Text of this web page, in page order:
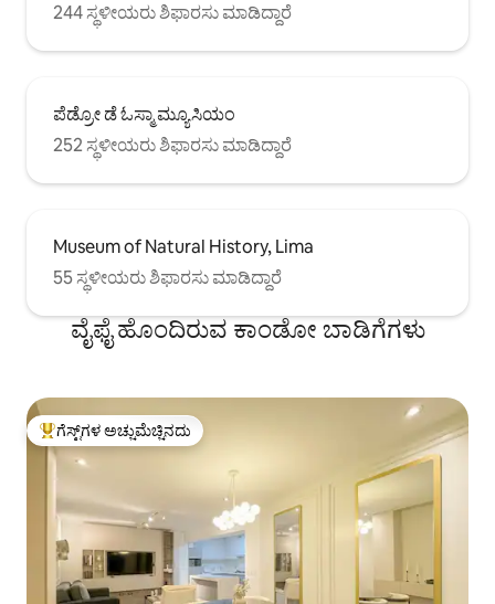
244 ಸ್ಥಳೀಯರು ಶಿಫಾರಸು ಮಾಡಿದ್ದಾರೆ
ಪೆಡ್ರೋ ಡೆ ಓಸ್ಮಾ ಮ್ಯೂಸಿಯಂ
252 ಸ್ಥಳೀಯರು ಶಿಫಾರಸು ಮಾಡಿದ್ದಾರೆ
Museum of Natural History, Lima
55 ಸ್ಥಳೀಯರು ಶಿಫಾರಸು ಮಾಡಿದ್ದಾರೆ
ವೈಫೈ ಹೊಂದಿರುವ ಕಾಂಡೋ ಬಾಡಿಗೆಗಳು
ಗೆಸ್ಟ್‌ಗಳಿಗೆ ಅತಿ ಹೆಚ್ಚು ಅಚ್ಚುಮೆಚ್ಚಿನದು
ಗೆಸ್ಟ್‌ಗಳ ಅಚ್ಚುಮೆಚ್ಚಿನದು